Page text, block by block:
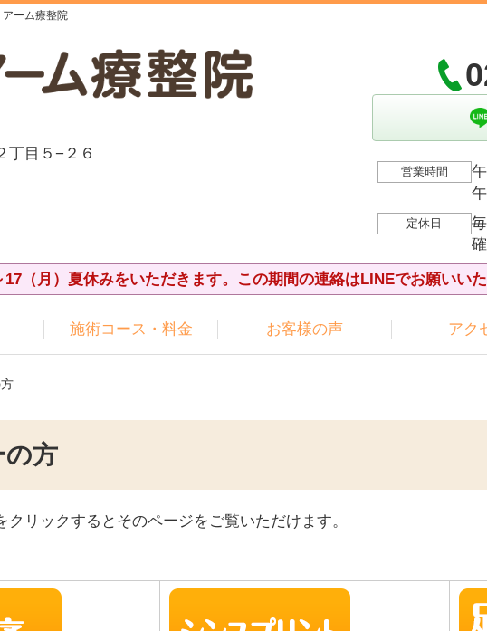
ーム療整院
丁目５−２６
営業時間
定休日
17（月）夏休みをいただきます。この期間の連絡はLINEでお願いい
施術コース・料金 お客様の声 アク
の方
クリックするとそのページをご覧いただけます。